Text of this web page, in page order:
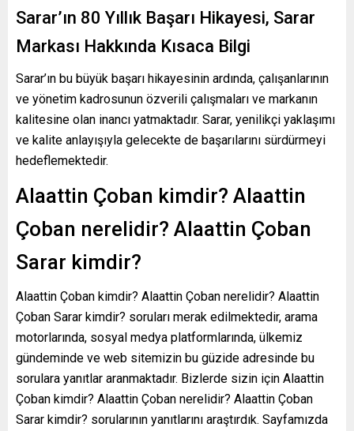
Sarar’ın 80 Yıllık Başarı Hikayesi, Sarar
Markası Hakkında Kısaca Bilgi
Sarar’ın bu büyük başarı hikayesinin ardında, çalışanlarının
ve yönetim kadrosunun özverili çalışmaları ve markanın
kalitesine olan inancı yatmaktadır. Sarar, yenilikçi yaklaşımı
ve kalite anlayışıyla gelecekte de başarılarını sürdürmeyi
hedeflemektedir.
Alaattin Çoban kimdir? Alaattin
Çoban nerelidir? Alaattin Çoban
Sarar kimdir?
Alaattin Çoban kimdir? Alaattin Çoban nerelidir? Alaattin
Çoban Sarar kimdir? soruları merak edilmektedir, arama
motorlarında, sosyal medya platformlarında, ülkemiz
gündeminde ve web sitemizin bu güzide adresinde bu
sorulara yanıtlar aranmaktadır. Bizlerde sizin için Alaattin
Çoban kimdir? Alaattin Çoban nerelidir? Alaattin Çoban
Sarar kimdir? sorularının yanıtlarını araştırdık. Sayfamızda